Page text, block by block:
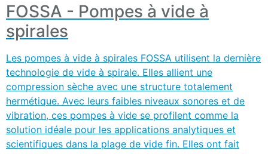
FOSSA - Pompes à vide à
spirales
Les pompes à vide à spirales FOSSA utilisent la dernière
technologie de vide à spirale. Elles allient une
compression sèche avec une structure totalement
hermétique. Avec leurs faibles niveaux sonores et de
vibration, ces pompes à vide se profilent comme la
solution idéale pour les applications analytiques et
scientifiques dans la plage de vide fin. Elles ont fait